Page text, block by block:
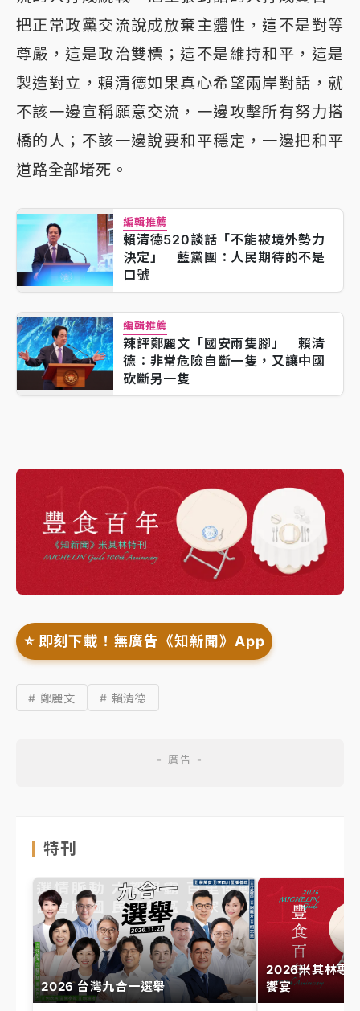
把正常政黨交流說成放棄主體性，這不是對等
尊嚴，這是政治雙標；這不是維持和平，這是
製造對立，賴清德如果真心希望兩岸對話，就
不該一邊宣稱願意交流，一邊攻擊所有努力搭
橋的人；不該一邊說要和平穩定，一邊把和平
道路全部堵死。
編輯推薦
賴清德520談話「不能被境外勢力
決定」 藍黨團：人民期待的不是
口號
編輯推薦
辣評鄭麗文「國安兩隻腳」 賴清
德：非常危險自斷一隻，又讓中國
砍斷另一隻
⭐️ 即刻下載！無廣告《知新聞》App
# 鄭麗文 # 賴清德
特刊
2026 台灣九合一選舉
2026米其林專
饗宴